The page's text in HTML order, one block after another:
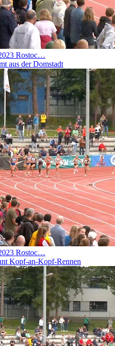
Rostoc…
aus der Domstadt
Rostoc…
Kopf-an-Kopf-Rennen